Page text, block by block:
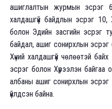
ашиглалтын журмын эсрэг
халдашгүй байдлын эсрэг 10,
болон Эдийн засгийн эсрэг
байдал, ашиг сонирхлын эсрэг
Хүний халдашгүй чөлөөтэй
эсрэг болон Хүрээлэн байгаа
албаны ашиг сонирхлын эсрэг
үйлдсэн байна.